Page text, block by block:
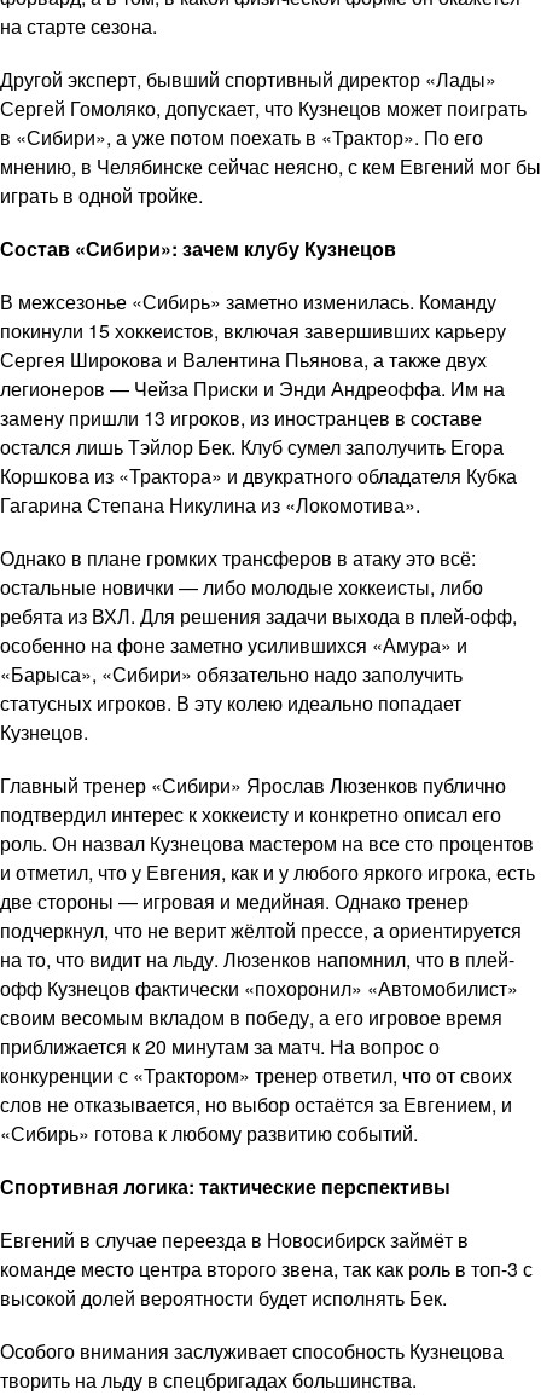
на старте сезона.
Другой эксперт, бывший спортивный директор «Лады»
Сергей Гомоляко, допускает, что Кузнецов может поиграть
в «Сибири», а уже потом поехать в «Трактор». По его
мнению, в Челябинске сейчас неясно, с кем Евгений мог бы
играть в одной тройке.
Состав «Сибири»: зачем клубу Кузнецов
В межсезонье «Сибирь» заметно изменилась. Команду
покинули 15 хоккеистов, включая завершивших карьеру
Сергея Широкова и Валентина Пьянова, а также двух
легионеров — Чейза Приски и Энди Андреоффа. Им на
замену пришли 13 игроков, из иностранцев в составе
остался лишь Тэйлор Бек. Клуб сумел заполучить Егора
Коршкова из «Трактора» и двукратного обладателя Кубка
Гагарина Степана Никулина из «Локомотива».
Однако в плане громких трансферов в атаку это всё:
остальные новички — либо молодые хоккеисты, либо
ребята из ВХЛ. Для решения задачи выхода в плей-офф,
особенно на фоне заметно усилившихся «Амура» и
«Барыса», «Сибири» обязательно надо заполучить
статусных игроков. В эту колею идеально попадает
Кузнецов.
Главный тренер «Сибири» Ярослав Люзенков публично
подтвердил интерес к хоккеисту и конкретно описал его
роль. Он назвал Кузнецова мастером на все сто процентов
и отметил, что у Евгения, как и у любого яркого игрока, есть
две стороны — игровая и медийная. Однако тренер
подчеркнул, что не верит жёлтой прессе, а ориентируется
на то, что видит на льду. Люзенков напомнил, что в плей-
офф Кузнецов фактически «похоронил» «Автомобилист»
своим весомым вкладом в победу, а его игровое время
приближается к 20 минутам за матч. На вопрос о
конкуренции с «Трактором» тренер ответил, что от своих
слов не отказывается, но выбор остаётся за Евгением, и
«Сибирь» готова к любому развитию событий.
Спортивная логика: тактические перспективы
Евгений в случае переезда в Новосибирск займёт в
команде место центра второго звена, так как роль в топ-3 с
высокой долей вероятности будет исполнять Бек.
Особого внимания заслуживает способность Кузнецова
творить на льду в спецбригадах большинства.